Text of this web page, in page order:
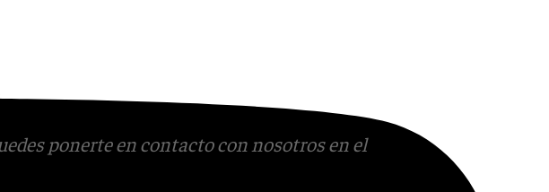
ponerte en contacto con nosotros en el